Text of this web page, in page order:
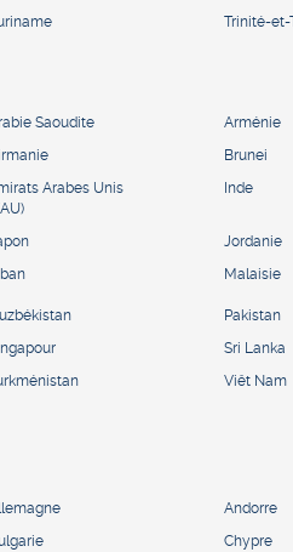
Trinité-et-
Saoudite Arménie
Brunei
Arabes Unis
Inde
Jordanie
Malaisie
Pakistan
Sri Lanka
Viêt Nam
Andorre
Chypre